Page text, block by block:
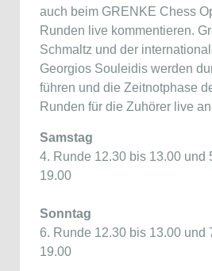
auch beim GRENKE Chess
Runden live kommentieren.
Schmaltz und der
Georgios Souleidis werden
führen und die Zeitnotphase
Runden für die Zuhörer live
Samstag
4. Runde 12.30 bis 13.00 und
19.00
Sonntag
6. Runde 12.30 bis 13.00 und
19.00